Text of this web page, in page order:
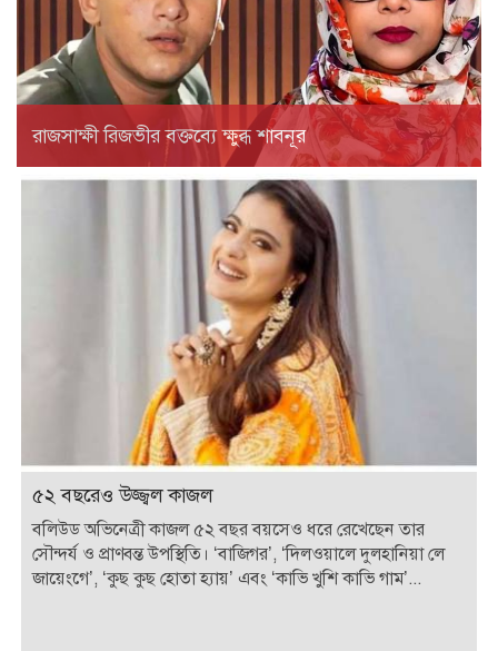
রাজসাক্ষী রিজভীর বক্তব্যে ক্ষুব্ধ শাবনূর
৫২ বছরেও উজ্জ্বল কাজল
বলিউড অভিনেত্রী কাজল ৫২ বছর বয়সেও ধরে রেখেছেন তার
সৌন্দর্য ও প্রাণবন্ত উপস্থিতি। ‘বাজিগর’, ‘দিলওয়ালে দুলহানিয়া লে
জায়েংগে’, ‘কুছ কুছ হোতা হ্যায়’ এবং ‘কাভি খুশি কাভি গাম’...